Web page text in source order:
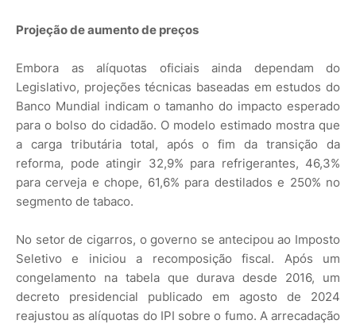
Projeção de aumento de preços
Embora as alíquotas oficiais ainda dependam do
Legislativo, projeções técnicas baseadas em estudos do
Banco Mundial indicam o tamanho do impacto esperado
para o bolso do cidadão. O modelo estimado mostra que
a carga tributária total, após o fim da transição da
reforma, pode atingir 32,9% para refrigerantes, 46,3%
para cerveja e chope, 61,6% para destilados e 250% no
segmento de tabaco.
No setor de cigarros, o governo se antecipou ao Imposto
Seletivo e iniciou a recomposição fiscal. Após um
congelamento na tabela que durava desde 2016, um
decreto presidencial publicado em agosto de 2024
reajustou as alíquotas do IPI sobre o fumo. A arrecadação